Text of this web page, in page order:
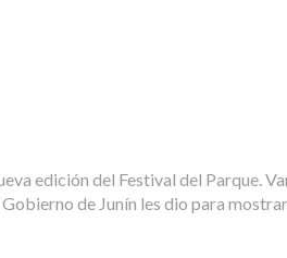
edición del Festival del Parque.
de Junín les dio para